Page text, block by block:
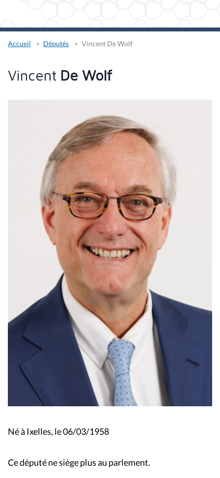
Accueil Députés Vincent De Wolf
Vincent De Wolf
Né à Ixelles, le 06/03/1958
Ce député ne siège plus au parlement.